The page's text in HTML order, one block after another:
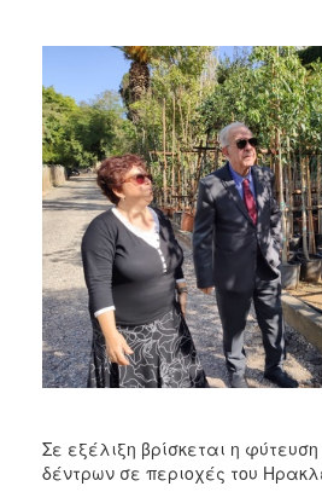
2015
2013
2012
2011
2010
2006
ΤΟΠΟΣ
ΠΟΛΙΤΙΣΜΟΣ
Σε εξέλιξη βρίσκεται η
δέντρων σε περιοχές του